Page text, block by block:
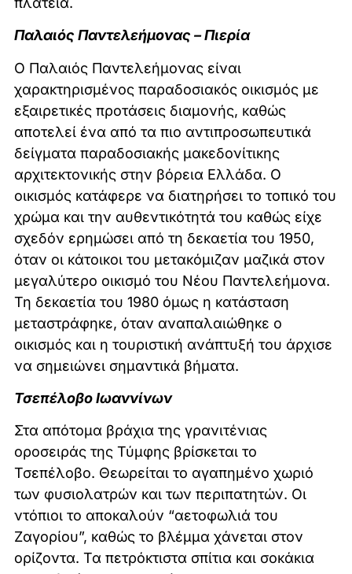
Παλαιός Παντελεήμονας – Πιερία
Ο Παλαιός Παντελεήμονας είναι
χαρακτηρισμένος παραδοσιακός οικισμός με
εξαιρετικές προτάσεις διαμονής, καθώς
αποτελεί ένα από τα πιο αντιπροσωπευτικά
δείγματα παραδοσιακής μακεδονίτικης
αρχιτεκτονικής στην βόρεια Ελλάδα. Ο
οικισμός κατάφερε να διατηρήσει το τοπικό του
χρώμα και την αυθεντικότητά του καθώς είχε
σχεδόν ερημώσει από τη δεκαετία του 1950,
όταν οι κάτοικοι του μετακόμιζαν μαζικά στον
μεγαλύτερο οικισμό του Νέου Παντελεήμονα.
Τη δεκαετία του 1980 όμως η κατάσταση
μεταστράφηκε, όταν αναπαλαιώθηκε ο
οικισμός και η τουριστική ανάπτυξή του άρχισε
να σημειώνει σημαντικά βήματα.
Τσεπέλοβο Ιωαννίνων
Στα απότομα βράχια της γρανιτένιας
οροσειράς της Τύμφης βρίσκεται το
Τσεπέλοβο. Θεωρείται το αγαπημένο χωριό
των φυσιολατρών και των περιπατητών. Οι
ντόπιοι το αποκαλούν “αετοφωλιά του
Ζαγορίου”, καθώς το βλέμμα χάνεται στον
ορίζοντα. Τα πετρόκτιστα σπίτια και σοκάκια